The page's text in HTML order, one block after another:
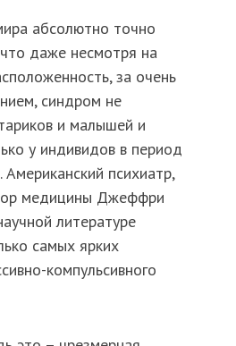
абсолютно точно
даже несмотря на
за очень
синдром не
и малышей и
у индивидов в период
психиатр,
медицины Джеффри
литературе
самых ярких
компульсивного